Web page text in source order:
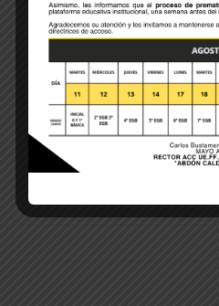
POST COMMENT